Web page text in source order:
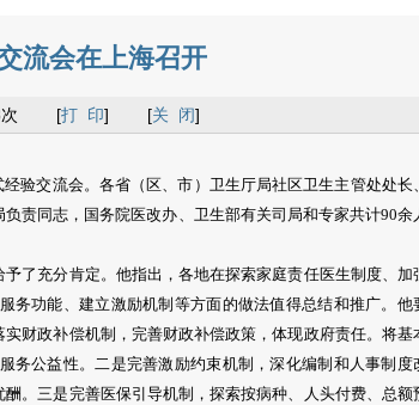
流会在上海召开
13次 [打 印] [关 闭]
交流会。各省（区、市）卫生厅局社区卫生主管处处长、
责同志，国务院医改办、卫生部有关司局和专家共计90余
充分肯定。他指出，各地在探索家庭责任医生制度、加
务功能、建立激励机制等方面的做法值得总结和推广。他
财政补偿机制，完善财政补偿政策，体现政府责任。将基
务公益性。二是完善激励约束机制，深化编制和人事制度
。三是完善医保引导机制，探索按病种、人头付费、总额